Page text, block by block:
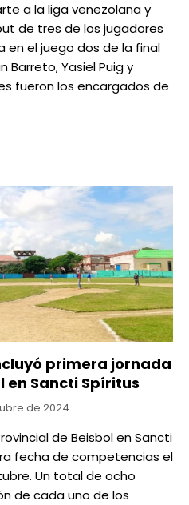
a la liga venezolana y
de tres de los jugadores
en el juego dos de la final
Barreto, Yasiel Puig y
fueron los encargados de
primera jornada
en Sancti Spíritus
de 2024
de Beisbol en Sancti
fecha de competencias el
Un total de ocho
de cada uno de los